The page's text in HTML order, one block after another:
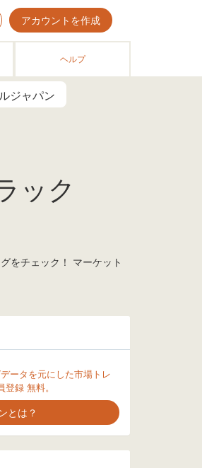
アカウントを作成
ヘルプ
ジャパン
ック
をチェック！ マーケット
ータを元にした市場トレ
録 無料。
とは？